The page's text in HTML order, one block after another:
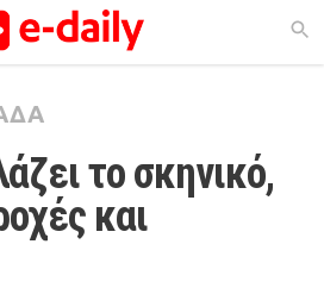
το σκηνικό,
και